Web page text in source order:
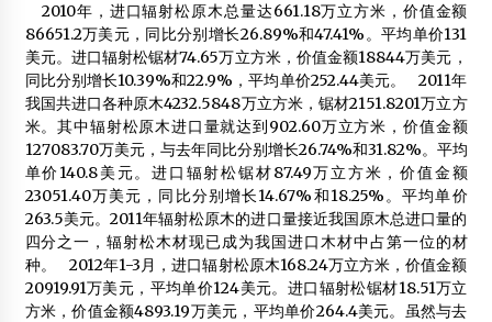
2016年9月2日
山西文物局官员：近年来文物资源呈多元化态势
2013年6月6日
木结构建筑的的成本有多少？
2015年12月10日
上海轻型木结构引入保障房项目
2012年11月26日
关于召开“第七届中国木结构产业新技术交流大会” 通 知
2015年6月9日
2010年，进口辐射松原木总量达661.18万立方米，价值金额
86651.2万美元，同比分别增长26.89%和47.41%。平均单价131
美元。进口辐射松锯材74.65万立方米，价值金额18844万美元，
同比分别增长10.39%和22.9%，平均单价252.44美元。 2011年
我国共进口各种原木4232.5848万立方米，锯材2151.8201万立方
米。其中辐射松原木进口量就达到902.60万立方米，价值金额
127083.70万美元，与去年同比分别增长26.74%和31.82%。平均
单价140.8美元。进口辐射松锯材87.49万立方米，价值金额
23051.40万美元，同比分别增长14.67%和18.25%。平均单价
263.5美元。2011年辐射松原木的进口量接近我国原木总进口量的
四分之一，辐射松木材现已成为我国进口木材中占第一位的材
种。 2012年1-3月，进口辐射松原木168.24万立方米，价值金额
20919.91万美元，平均单价124美元。进口辐射松锯材18.51万立
方米，价值金额4893.19万美元，平均单价264.4美元。虽然与去